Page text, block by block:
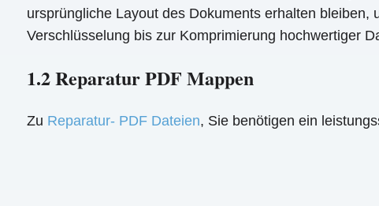
ursprüngliche Layout des Dokuments erhalten
Verschlüsselung bis zur Komprimierung hochwertiger
1.2 Reparatur PDF Mappen
Zu Reparatur- PDF Dateien, Sie benötigen ein